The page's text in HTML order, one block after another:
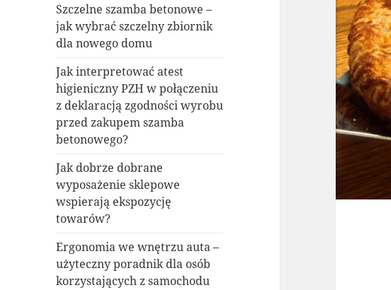
Szczelne szamba betonowe –
jak wybrać szczelny zbiornik
dla nowego domu
Jak interpretować atest
higieniczny PZH w połączeniu
z deklaracją zgodności wyrobu
przed zakupem szamba
betonowego?
Jak dobrze dobrane
wyposażenie sklepowe
wspierają ekspozycję
towarów?
Ergonomia we wnętrzu auta –
użyteczny poradnik dla osób
korzystających z samochodu